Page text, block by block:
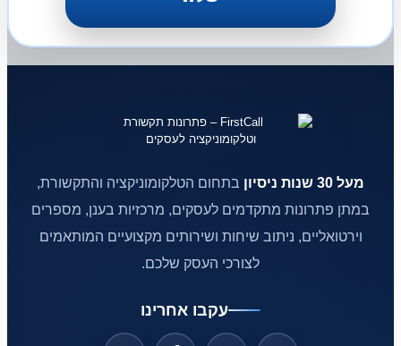
מעל 30 שנות ניסיון
בתחום הטלקומוניקציה והתקשורת,
במתן פתרונות מתקדמים לעסקים, מרכזיות בענן, מספרים
וירטואליים, ניתוב שיחות ושירותים מקצועיים המותאמים
לצורכי העסק שלכם.
עקבו אחרינו